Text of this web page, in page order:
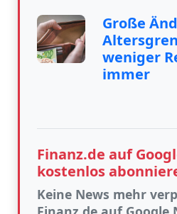
Große
weniger
immer
Finanz.de auf
kostenlos
Keine News mehr